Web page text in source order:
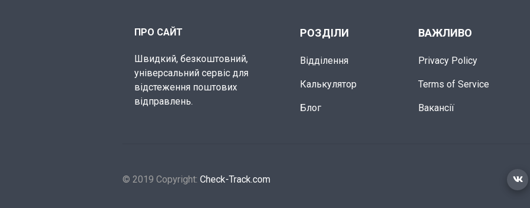
ПРО САЙТ
Швидкий, безкоштовний,
універсальний сервіс для
відстеження поштових
відправлень.
РОЗДІЛИ
Відділення
Калькулятор
Блог
ВАЖЛИВО
Privacy Policy
Terms of Service
Вакансії
© 2019 Copyright: Check-Track.com